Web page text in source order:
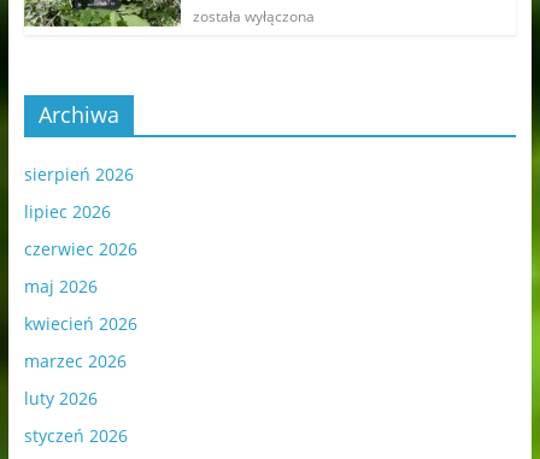
została wyłączona
Archiwa
sierpień 2026
lipiec 2026
czerwiec 2026
maj 2026
kwiecień 2026
marzec 2026
luty 2026
styczeń 2026